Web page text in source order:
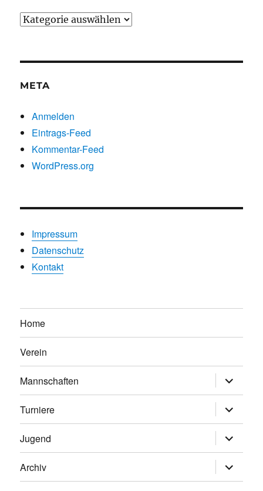
Beiträge
META
Anmelden
Eintrags-Feed
Kommentar-Feed
WordPress.org
Impressum
Datenschutz
Kontakt
Home
Verein
Mannschaften
anzeigen
Turniere
anzeigen
Jugend
anzeigen
Archiv
anzeigen